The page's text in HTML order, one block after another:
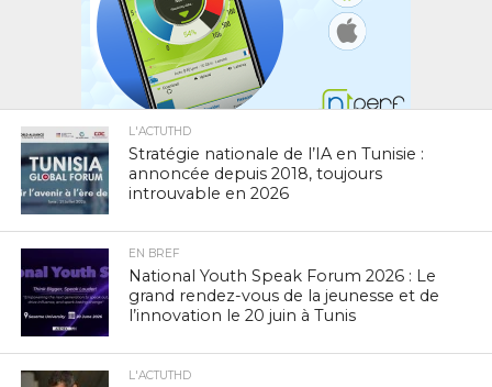
L'ACTUTHD
Stratégie nationale de l’IA en Tunisie :
annoncée depuis 2018, toujours
introuvable en 2026
EN BREF
National Youth Speak Forum 2026 : Le
grand rendez-vous de la jeunesse et de
l’innovation le 20 juin à Tunis
L'ACTUTHD